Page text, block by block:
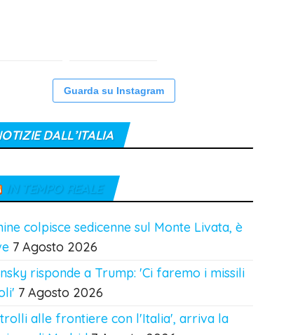
Guarda su Instagram
DALL’ITALIA
IN TEMPO REALE
colpisce sedicenne sul Monte Livata, è
7 Agosto 2026
risponde a Trump: 'Ci faremo i missili
7 Agosto 2026
alle frontiere con l'Italia', arriva la